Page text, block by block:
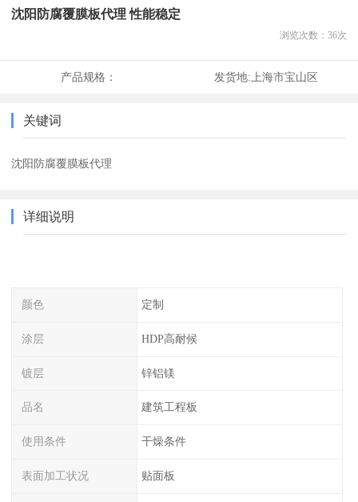
沈阳防腐覆膜板代理 性能稳定
浏览次数： 36次
产品规格： 发货地: 上海市宝山区
关键词
沈阳防腐覆膜板代理
详细说明
颜色 定制
涂层 HDP高耐候
镀层 锌铝镁
品名 建筑工程板
使用条件 干燥条件
表面加工状况 贴面板